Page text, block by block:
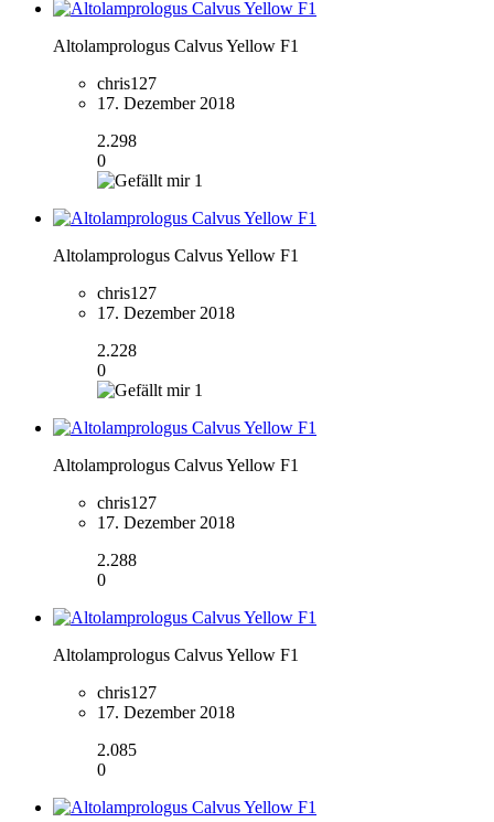
Altolamprologus Calvus Yellow F1
chris127
17. Dezember 2018
2.298
0
1
Altolamprologus Calvus Yellow F1
chris127
17. Dezember 2018
2.228
0
1
Altolamprologus Calvus Yellow F1
chris127
17. Dezember 2018
2.288
0
Altolamprologus Calvus Yellow F1
chris127
17. Dezember 2018
2.085
0